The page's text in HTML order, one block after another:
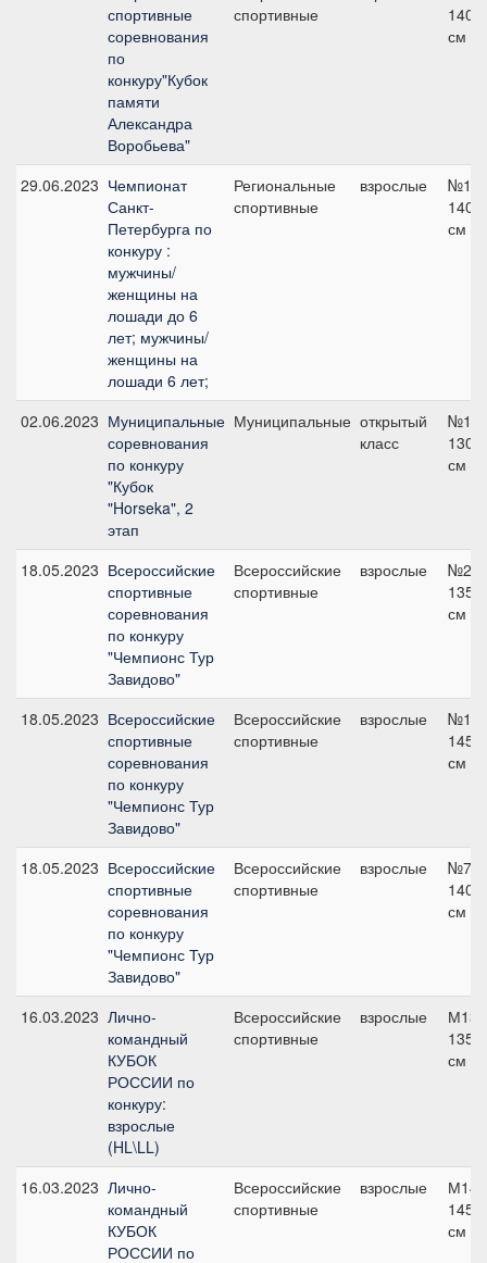
спортивные
соревнования
по
конкуру"Кубок
памяти
Александра
Воробьева"
спортивные
140
см
29.06.2023 Чемпионат
Санкт-
Петербурга по
конкуру :
мужчины/
женщины на
лошади до 6
лет; мужчины/
женщины на
лошади 6 лет;
Региональные
спортивные
взрослые
№12,
140
см
02.06.2023 Муниципальные
соревнования
по конкуру
"Кубок
"Horseka", 2
этап
Муниципальные открытый
класс
№19,
130
см
18.05.2023 Всероссийские
спортивные
соревнования
по конкуру
"Чемпионс Тур
Завидово"
Всероссийские
спортивные
взрослые
№2,
135
см
18.05.2023 Всероссийские
спортивные
соревнования
по конкуру
"Чемпионс Тур
Завидово"
Всероссийские
спортивные
взрослые
№10,
145
см
18.05.2023 Всероссийские
спортивные
соревнования
по конкуру
"Чемпионс Тур
Завидово"
Всероссийские
спортивные
взрослые
№7,
140
см
16.03.2023 Лично-
командный
КУБОК
РОССИИ по
конкуру:
взрослые
(HL\LL)
Всероссийские
спортивные
взрослые
135
см
16.03.2023 Лично-
командный
КУБОК
РОССИИ по
Всероссийские
спортивные
взрослые
145
см